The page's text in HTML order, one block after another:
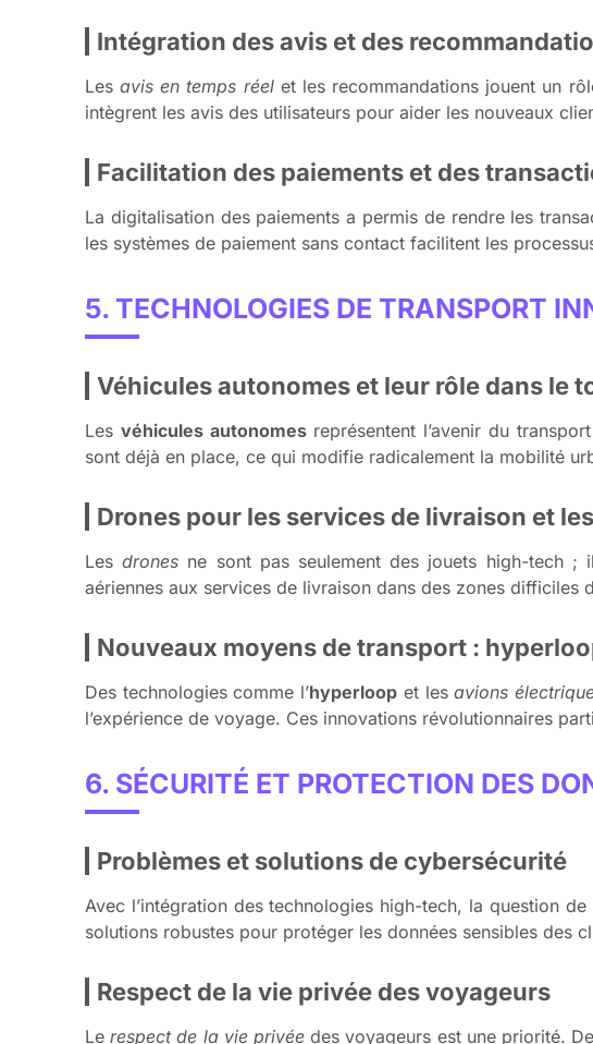
Intégration des avis et des
Lesavis en temps réelet les recommandations jouent un
intègrent les avis des utilisateurs pour aider les nouveaux
Facilitation des paiements et des
La digitalisation des paiements a permis de rendre les
les systèmes de paiement sans contact facilitent les
5. TECHNOLOGIES DE TRANSPORT
Véhicules autonomes et leur rôle dans le
Les véhicules autonomesreprésentent l’avenir du
sont déjà en place, ce qui modifie radicalement la mobilité
Drones pour les services de livraison et
Lesdrones ne sont pas seulement des jouets high-tech
aériennes aux services de livraison dans des zones difficiles
Nouveaux moyens de transport :
Des technologies comme l’hyperloop et lesavions
l’expérience de voyage. Ces innovations révolutionnaires
6. SÉCURITÉ ET PROTECTION DES
Problèmes et solutions de cybersécurité
Avec l’intégration des technologies high-tech, la question
solutions robustes pour protéger les données sensibles des
Respect de la vie privée des voyageurs
Lerespect de la vie privéedes voyageurs est une priorité.